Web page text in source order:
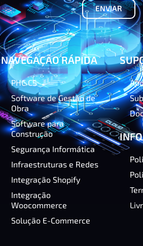
ENVIAR
NAVEGAÇÃO RÁPIDA
PHC CS
Software de Gestão de
Obra
Software para
Construção
Segurança Informática
Infraestruturas e Redes
Integração Shopify
Integração
Woocommerce
Solução E-Commerce